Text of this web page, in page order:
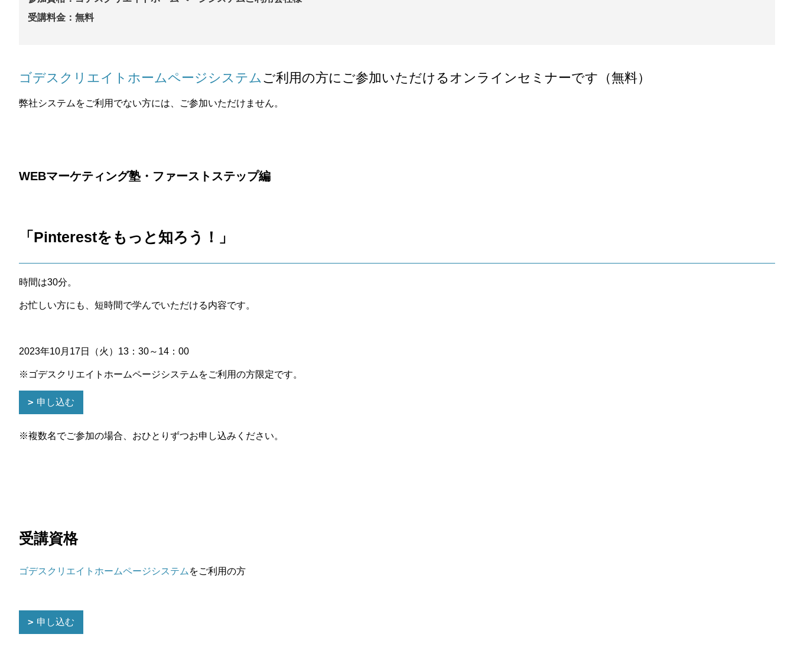
受講料金：無料
ゴデスクリエイトホームページシステムご利用の方にご参加いただけるオンラインセミナーです（無料）
弊社システムをご利用でない方には、ご参加いただけません。
WEBマーケティング塾・ファーストステップ編
「 Pinterestをもっと知ろう！ 」
時間は30分。
お忙しい方にも、短時間で学んでいただける内容です。
2023年10月17日（火）13：30～14：00
※ゴデスクリエイトホームページシステムをご利用の方限定です。
申し込む
※複数名でご参加の場合、おひとりずつお申し込みください。
受講資格
ゴデスクリエイトホームページシステム をご利用の方
申し込む